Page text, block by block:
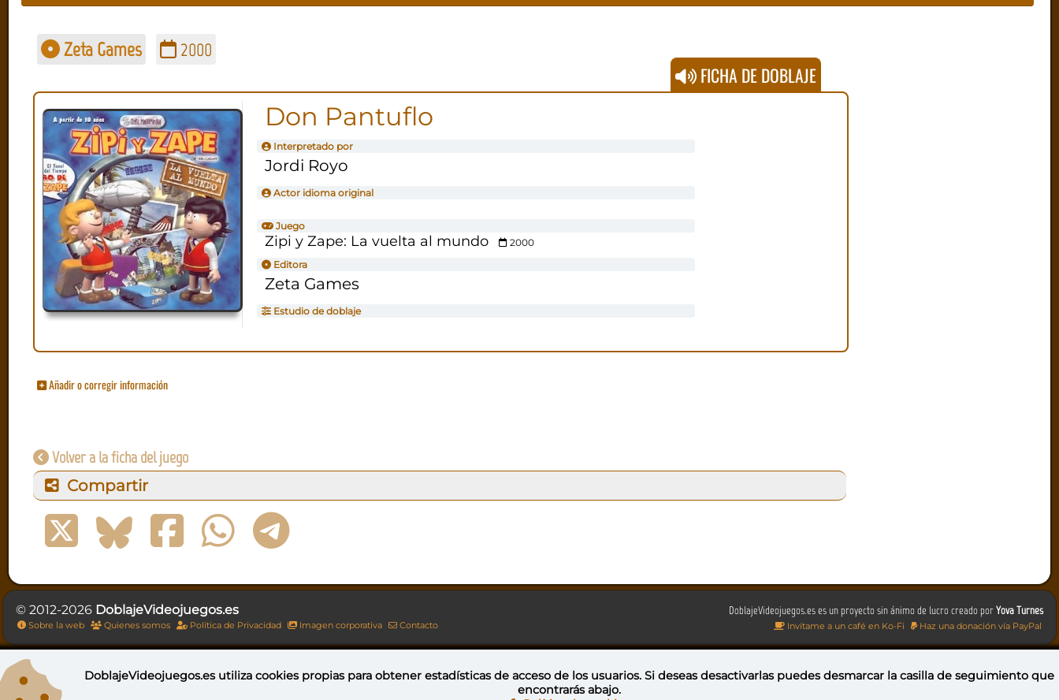
Zeta Games 2000
FICHA DE DOBLAJE
Don Pantuflo
Interpretado por
Jordi Royo
Actor idioma original
Juego
Zipi y Zape: La vuelta al mundo
2000
Editora
Zeta Games
Estudio de doblaje
Añadir o corregir información
Volver a la ficha del juego
Compartir
DoblajeVideojuegos.es es un proyecto sin ánimo de lucro creado porYova Turnes
Invítame a un café en Ko-Fi Haz una donación vía PayPal
© 2012-2026 DoblajeVideojuegos.es
Sobre la web Quienes somos Política de Privacidad Imagen corporativa Contacto
Esta obra está bajo una licencia de Creative Commons Reconocimiento-NoComercial-CompartirIgual 4.0 Internacional
DoblajeVideojuegos.es utilizacookies propiaspara obtener estadísticas de acceso de los usuarios. Si deseas desactivarlas puedesdesmarcar la casilla de seguimiento que
encontrarás abajo.